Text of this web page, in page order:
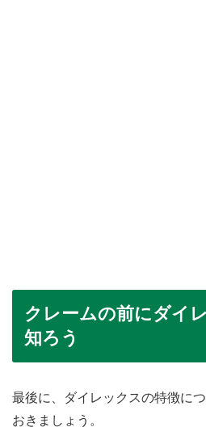
クレームの前にダイ
知ろう
最後に、ダイレックスの特徴に
おきましょう。